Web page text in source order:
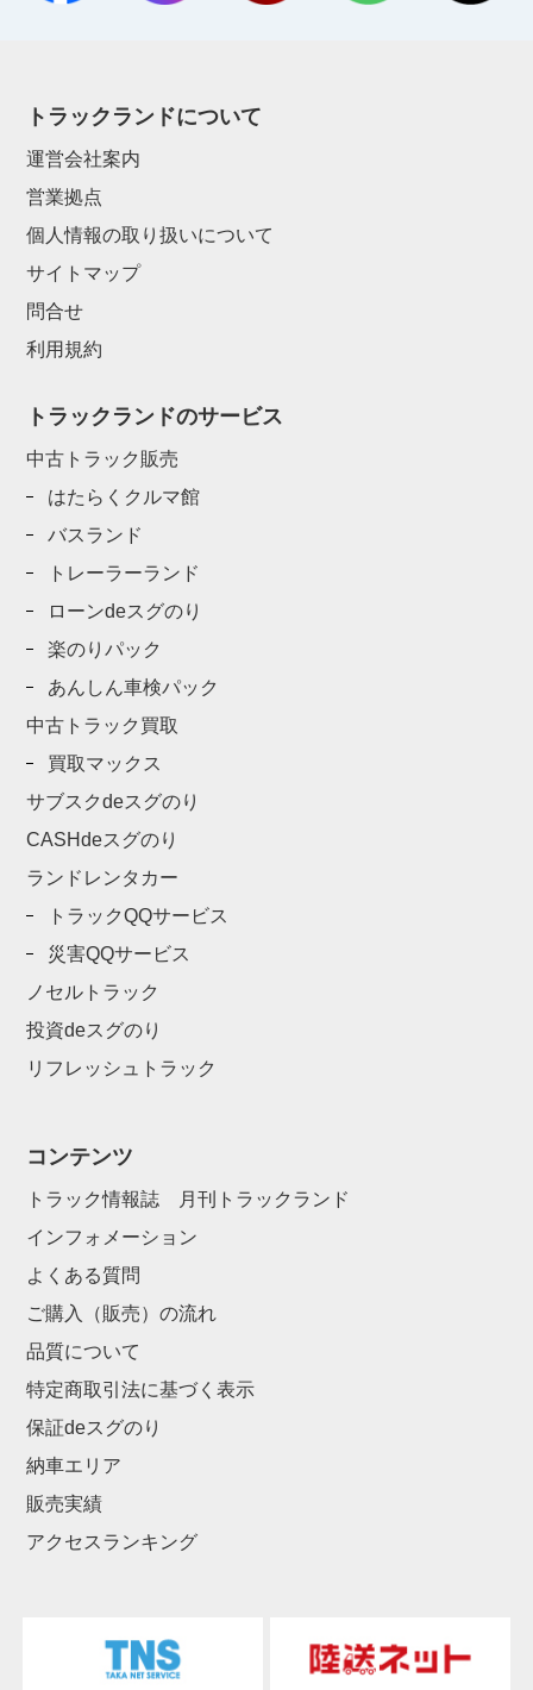
トラックランドについて
運営会社案内
営業拠点
個人情報の取り扱いについて
サイトマップ
問合せ
利用規約
トラックランドのサービス
中古トラック販売
はたらくクルマ館
バスランド
トレーラーランド
ローンdeスグのり
楽のりパック
あんしん車検パック
中古トラック買取
買取マックス
サブスクdeスグのり
CASHdeスグのり
ランドレンタカー
トラックQQサービス
災害QQサービス
ノセルトラック
投資deスグのり
リフレッシュトラック
コンテンツ
トラック情報誌 月刊トラックランド
インフォメーション
よくある質問
ご購入（販売）の流れ
品質について
特定商取引法に基づく表示
保証deスグのり
納車エリア
販売実績
アクセスランキング